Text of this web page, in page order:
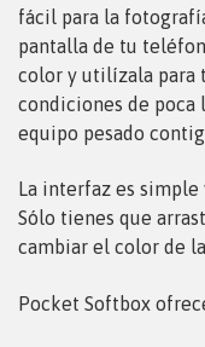
fácil para la
pantalla de tu
color y utilízala para
condiciones de poca
equipo pesado
La interfaz es
Sólo tienes que
cambiar el color de
Pocket Softbox